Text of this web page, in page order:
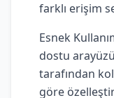
farklı erişim
Esnek
dostu
tarafından
göre